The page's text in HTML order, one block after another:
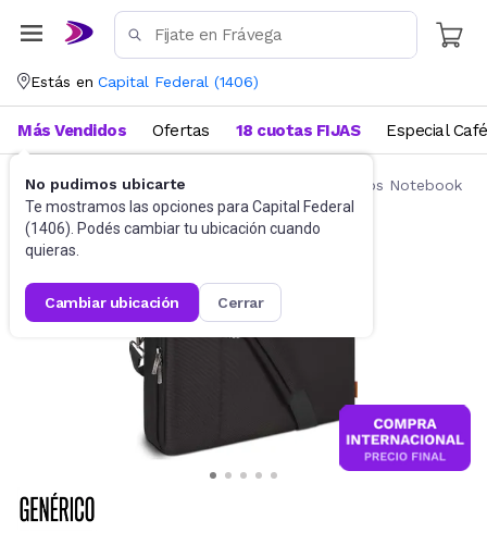
Estás en Capital Federal (1406)
No pudimos ubicarte
Te mostramos las opciones para Capital Federal
(1406). Podés cambiar tu ubicación cuando
quieras.
cambiar ubicación cerrar
Más Vendidos Ofertas 18 cuotas FIJAS Especial Café
Accesorios de Informática Mochilas y Bolsos Notebook